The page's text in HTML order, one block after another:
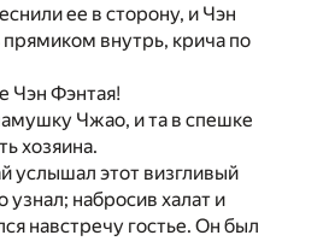
ее в сторону, и Чэн
внутрь, крича по
Чэн Фэнтая!
Чжао, и та в спешке
хозяина.
услышал этот визгливый
узнал; набросив халат и
навстречу гостье. Он был